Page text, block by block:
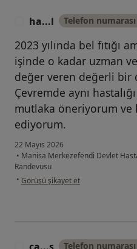
ha...l Telefon
2023 yılında bel fıtığı
işinde o kadar uzman
değer veren değerli bir
Çevremde aynı
mutlaka öneriyorum ve
ediyorum.
22 Mayıs 2026
• Manisa Merkezefendi Devlet
Randevusu
• kullanıcının görüşüne göre ha...l
Görüşü şikayet et
Telefon